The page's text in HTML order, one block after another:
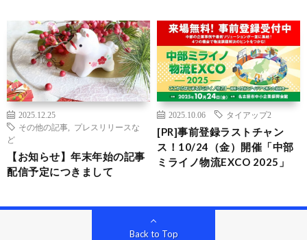
2025.12.25
その他の記事
プレスリリースな
ど
【お知らせ】年末年始の記事
配信予定につきまして
2025.10.06 タイアップ2
[PR]事前登録ラストチャン
ス！10/24（金）開催「中部
ミライノ物流EXCO 2025」
Back to Top